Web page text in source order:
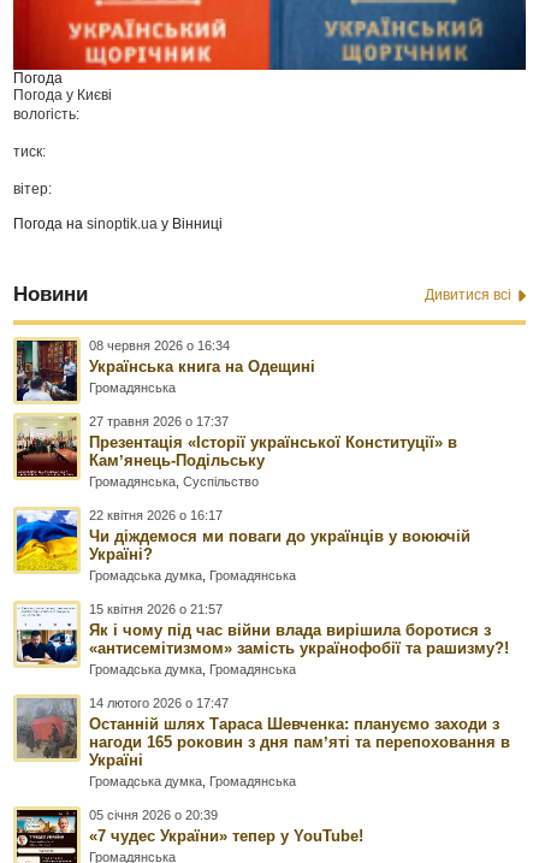
Погода
Погода у Києві
вологість:
тиск:
вітер:
Погода наsinoptik.ua у Вінниці
Новини Дивитися всі
08 червня 2026 о 16:34
Українська книга на Одещині
Громадянська
27 травня 2026 о 17:37
Презентація «Історії української Конституції» в
Камʼянець-Подільську
Громадянська ,Суспільство
22 квітня 2026 о 16:17
Чи діждемося ми поваги до українців у воюючій
Україні?
Громадська думка Громадянська
15 квітня 2026 о 21:57
Як і чому під час війни влада вирішила боротися з
«антисемітизмом» замість українофобії та рашизму?!
Громадська думка Громадянська
14 лютого 2026 о 17:47
Останній шлях Тараса Шевченка: плануємо заходи з
нагоди 165 роковин з дня памʼяті та перепоховання в
Україні
Громадська думка Громадянська
05 січня 2026 о 20:39
«7 чудес України» тепер у YouTube!
Громадянська